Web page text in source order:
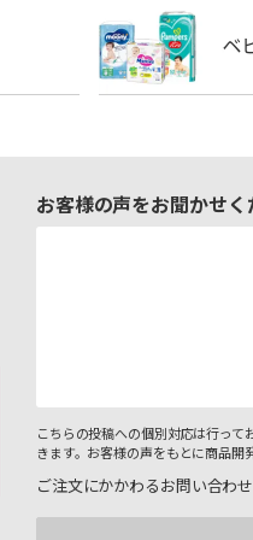
お客様の声をお聞かせく
こちらの投稿への個別対応は行っ
きます。お客様の声をもとに商品開
ご注文にかかわるお問い合わ